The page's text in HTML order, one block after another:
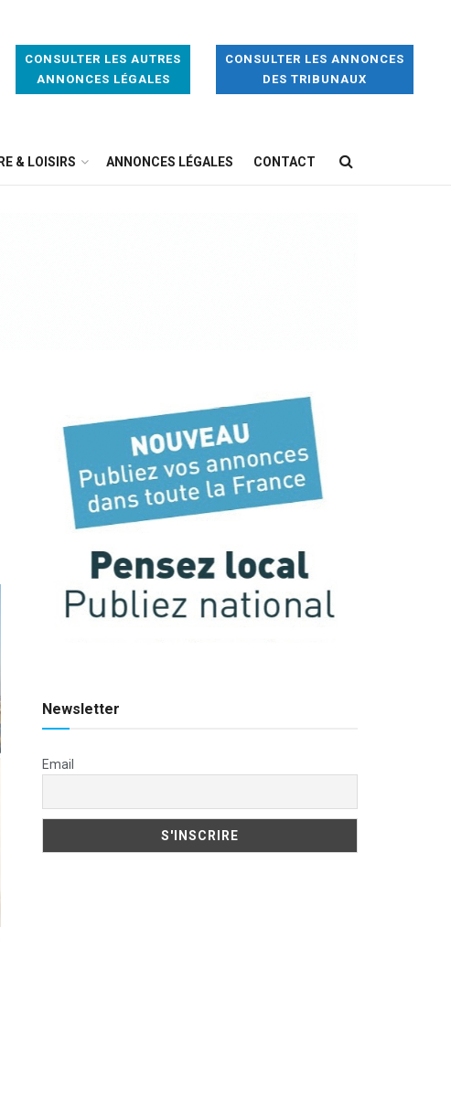
CONSULTER LES AUTRES
ANNONCES LÉGALES
CONSULTER LES ANNONCES
DES TRIBUNAUX
& LOISIRS ANNONCES LÉGALES CONTACT
Newsletter
Email